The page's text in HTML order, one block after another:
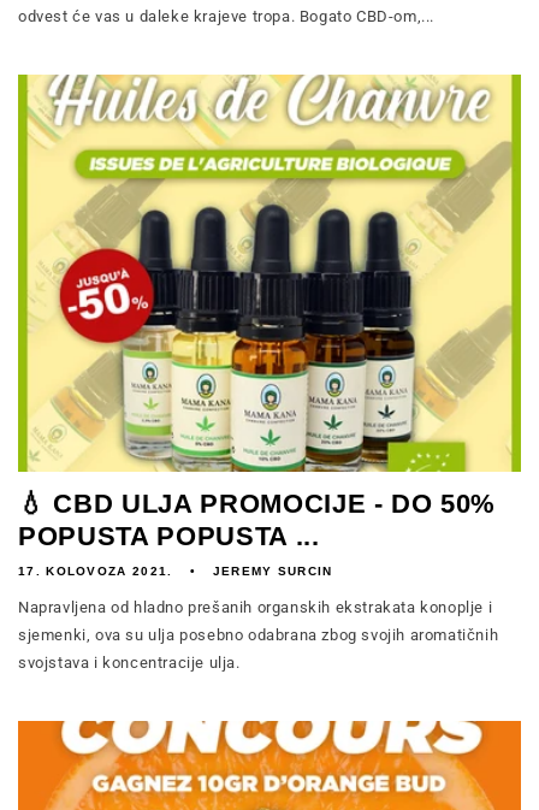
odvest će vas u daleke krajeve tropa. Bogato CBD-om,...
💧 CBD ULJA PROMOCIJE - DO 50%
POPUSTA POPUSTA ...
17. KOLOVOZA 2021. JEREMY SURCIN
Napravljena od hladno prešanih organskih ekstrakata konoplje i
sjemenki, ova su ulja posebno odabrana zbog svojih aromatičnih
svojstava i koncentracije ulja.